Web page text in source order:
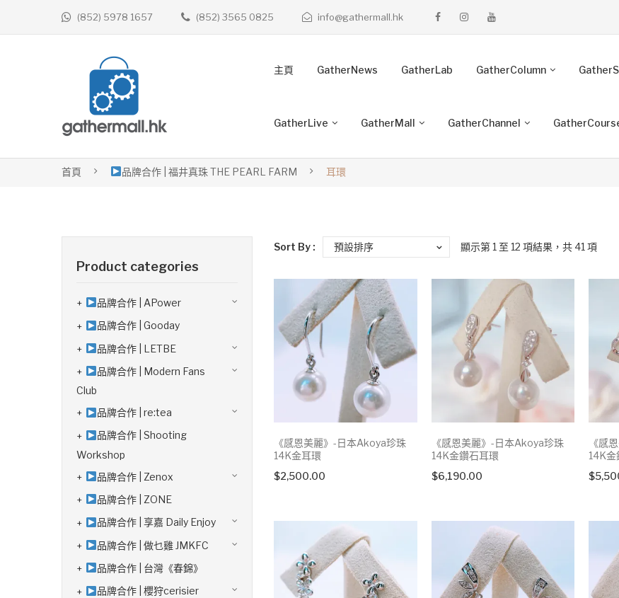
(852) 5978 1657 (852) 3565 0825 info@gathermall.hk
主頁 GatherNews GatherLab GatherColumn
GatherLive GatherMall GatherChannel
首頁 品牌合作 | 福井真珠 THE PEARL FARM 耳環
顯示第 1 至 12 項結果，共 41 項
Sort By : 預設排序
《感恩美麗》-日本Akoya珍珠
14K金耳環
$2,500.00
《感恩美麗》-日本Akoya珍珠
14K金鑽石耳環
$6,190.00
《感
14K金
$
Product categories
品牌合作 | APower
品牌合作 | Gooday
品牌合作 | LETBE
品牌合作 | Modern Fans
Club
品牌合作 | re:tea
品牌合作 | Shooting
Workshop
品牌合作 | Zenox
品牌合作 | ZONE
品牌合作 | 享嘉 Daily Enjoy
品牌合作 | 做乜雞 JMKFC
品牌合作 | 台灣《春錦》
品牌合作 | 櫻狩cerisier